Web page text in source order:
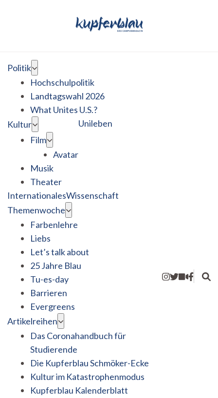
Politik
Hochschulpolitik
Landtagswahl 2026
What Unites U.S.?
Kultur
Film
Avatar
Musik
Theater
Unileben
InternationalesWissenschaft
Themenwoche
Farbenlehre
Liebs
Let’s talk about
25 Jahre Blau
Tu-es-day
Barrieren
Evergreens
Artikelreihen
Das Coronahandbuch für
Studierende
Die Kupferblau Schmöker-Ecke
Kultur im Katastrophenmodus
Kupferblau Kalenderblatt